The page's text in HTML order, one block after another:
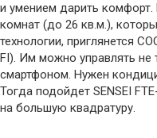
и умением дарить
комнат (до 26 кв.м.),
технологии, приглянется
FI). Им можно управлять не
смартфоном. Нужен
Тогда подойдет SENSEI
на большую квадратуру.